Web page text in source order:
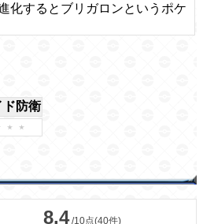
化するとブリガロンというポケ
ド防衛